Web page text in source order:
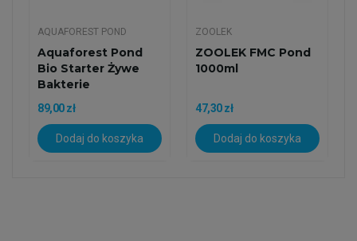
AQUAFOREST POND
Aquaforest Pond
Bio Starter Żywe
Bakterie
Nitryfikacyjne...
89,00 zł
Dodaj do koszyka
ZOOLEK
ZOOLEK FMC Pond
1000ml
47,30 zł
Dodaj do koszyka